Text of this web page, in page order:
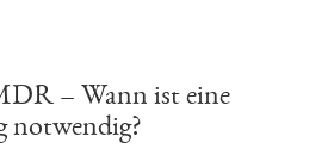
– Wann ist eine
notwendig?